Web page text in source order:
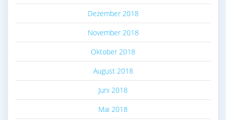
Dezember 2018
November 2018
Oktober 2018
August 2018
Juni 2018
Mai 2018